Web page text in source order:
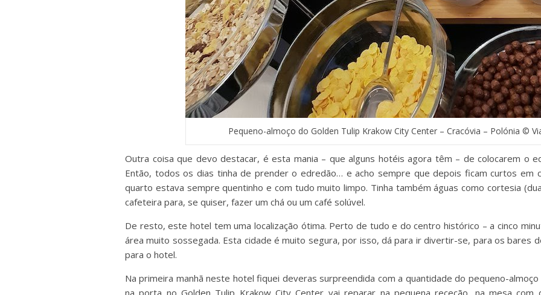
Pequeno-almoço do Golden Tulip Krakow City Center – Cracóvia – Polónia ©
Outra coisa que devo destacar, é esta mania – que alguns hotéis agora têm – de colocarem o
Então, todos os dias tinha de prender o edredão… e acho sempre que depois ficam curtos em
quarto estava sempre quentinho e com tudo muito limpo. Tinha também águas como cortesia
cafeteira para, se quiser, fazer um chá ou um café solúvel.
De resto, este hotel tem uma localização ótima. Perto de tudo e do centro histórico – a cinco
área muito sossegada. Esta cidade é muito segura, por isso, dá para ir divertir-se, para os bares
para o hotel.
Na primeira manhã neste hotel fiquei deveras surpreendida com a quantidade do pequeno-
na porta no Golden Tulip Krakow City Center vai reparar na pequena receção, na mesa com